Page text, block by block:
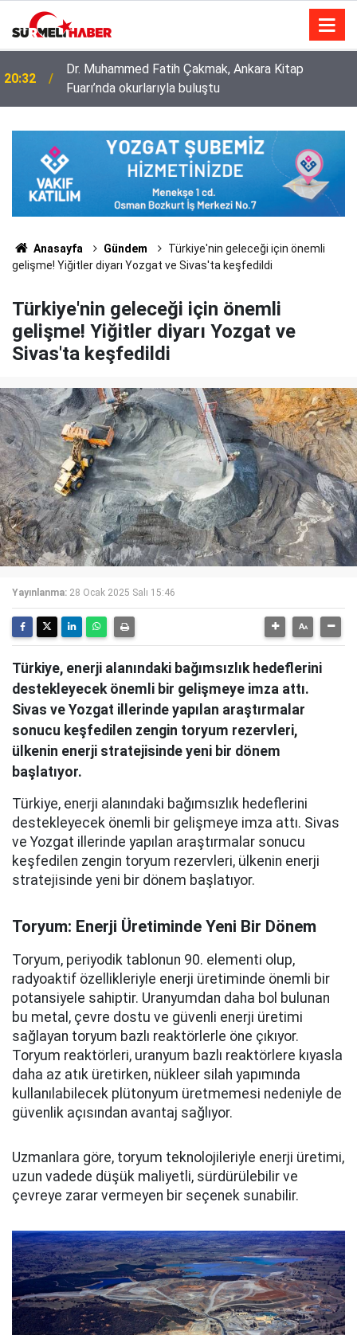
14:52
Diyanet İşleri Başkanlığı ile Türkiye Diyanet Vakfı
milyonları sevindirdi
Anasayfa Gündem
Türkiye'nin geleceği için önemli
gelişme! Yiğitler diyarı Yozgat ve Sivas'ta keşfedildi
Türkiye'nin geleceği için önemli
gelişme! Yiğitler diyarı Yozgat ve
Sivas'ta keşfedildi
Yayınlanma: 28 Ocak 2025 Salı 15:46
Türkiye, enerji alanındaki bağımsızlık hedeflerini
destekleyecek önemli bir gelişmeye imza attı.
Sivas ve Yozgat illerinde yapılan araştırmalar
sonucu keşfedilen zengin toryum rezervleri,
ülkenin enerji stratejisinde yeni bir dönem
başlatıyor.
Türkiye, enerji alanındaki bağımsızlık hedeflerini
destekleyecek önemli bir gelişmeye imza attı. Sivas
ve Yozgat illerinde yapılan araştırmalar sonucu
keşfedilen zengin toryum rezervleri, ülkenin enerji
stratejisinde yeni bir dönem başlatıyor.
Toryum: Enerji Üretiminde Yeni Bir Dönem
Toryum, periyodik tablonun 90. elementi olup,
radyoaktif özellikleriyle enerji üretiminde önemli bir
potansiyele sahiptir. Uranyumdan daha bol bulunan
bu metal, çevre dostu ve güvenli enerji üretimi
sağlayan toryum bazlı reaktörlerle öne çıkıyor.
Toryum reaktörleri, uranyum bazlı reaktörlere kıyasla
daha az atık üretirken, nükleer silah yapımında
kullanılabilecek plütonyum üretmemesi nedeniyle de
güvenlik açısından avantaj sağlıyor.
Uzmanlara göre, toryum teknolojileriyle enerji üretimi,
uzun vadede düşük maliyetli, sürdürülebilir ve
çevreye zarar vermeyen bir seçenek sunabilir.